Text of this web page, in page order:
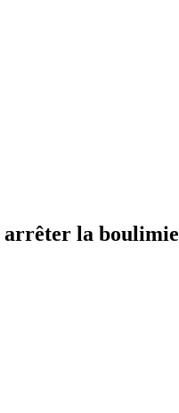
arrêter la boulimie